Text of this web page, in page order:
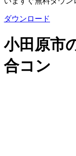
ダウンロード
小田原市
合コン